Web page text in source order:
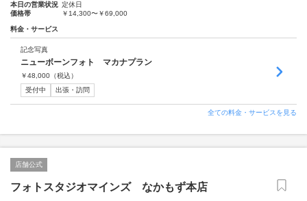
本日の営業状況 定休日
価格帯
￥14,300〜￥69,000
料金・サービス
記念写真
ニューボーンフォト マカナプラン
￥48,000 （税込）
受付中
出張・訪問
全ての料金・サービスを見る
店舗公式
フォトスタジオマインズ なかもず本店